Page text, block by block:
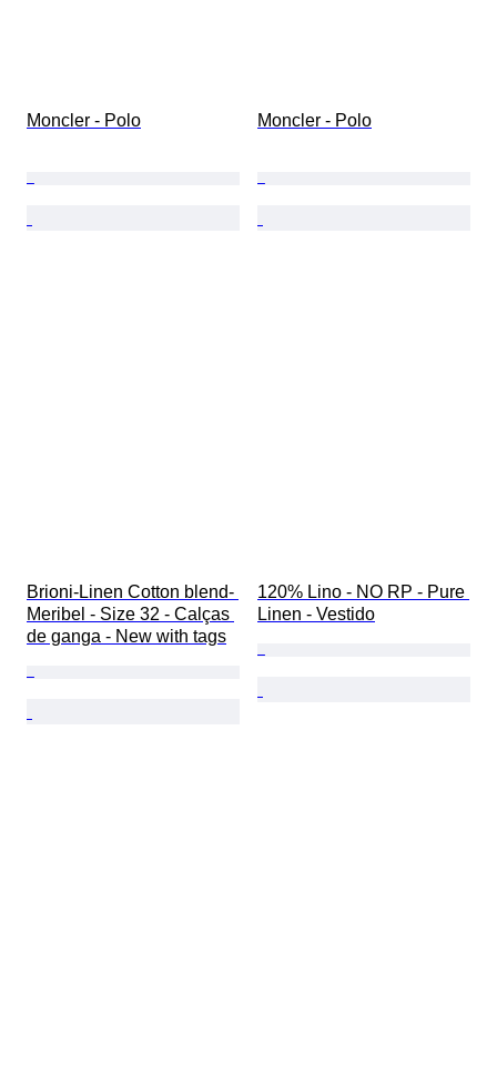
Moncler - Polo Moncler - Polo
Brioni-Linen Cotton blend-
Meribel - Size 32 - Calças
de ganga - New with tags
120% Lino - NO RP - Pure
Linen - Vestido